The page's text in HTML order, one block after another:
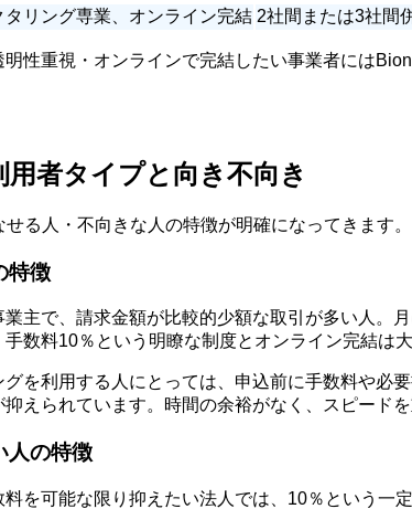
タリング専業、オンライン完結 2社間または3社間
性重視・オンラインで完結したい事業者には
者タイプと向き不向き
る人・不向きな人の特徴が明確になってきます
特徴
業主で、請求金額が比較的少額な取引が多い人
数料10％という明瞭な制度とオンライン完結は
グを利用する人にとっては、申込前に手数料や必
えられています。時間の余裕がなく、スピード
人の特徴
を可能な限り抑えたい法人では、10％という